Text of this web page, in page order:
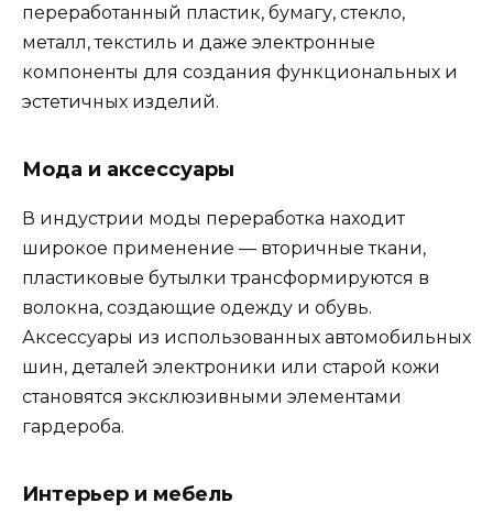
переработанный пластик, бумагу, стекло,
металл, текстиль и даже электронные
компоненты для создания функциональных и
эстетичных изделий.
Мода и аксессуары
В индустрии моды переработка находит
широкое применение — вторичные ткани,
пластиковые бутылки трансформируются в
волокна, создающие одежду и обувь.
Аксессуары из использованных автомобильных
шин, деталей электроники или старой кожи
становятся эксклюзивными элементами
гардероба.
Интерьер и мебель